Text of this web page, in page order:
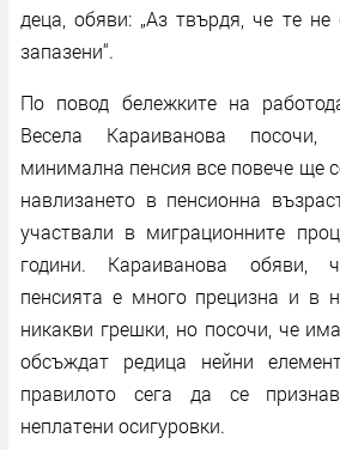
деца, обяви: „Аз твърдя, че те
запазени“.
По повод бележките на
Весела Караиванова посочи,
минимална пенсия все повече ще
навлизането в пенсионна
участвали в миграционните
години. Караиванова обяви,
пенсията е много прецизна и в
никакви грешки, но посочи, че
обсъждат редица нейни
правилото сега да се
неплатени осигуровки.